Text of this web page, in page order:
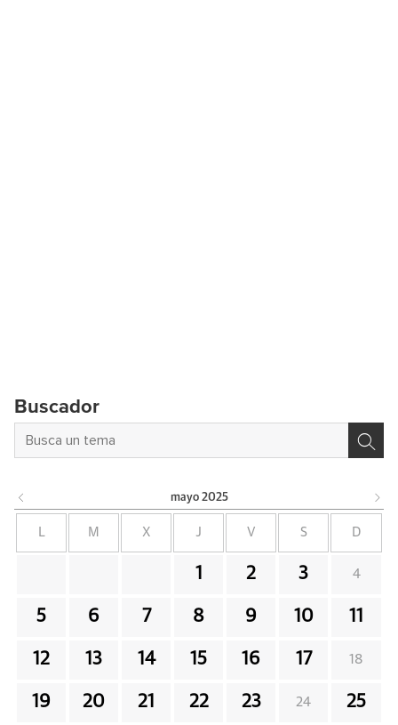
Buscador
mayo 2025
M X J V S D
1 2 3 4
5 6 7 8 9 10 11
12 13 14 15 16 17 18
19 20 21 22 23 24 25